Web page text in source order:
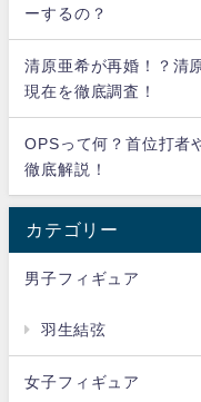
ーするの？
清原亜希が再婚！？清
現在を徹底調査！
OPSって何？首位打者
徹底解説！
カテゴリー
男子フィギュア
羽生結弦
女子フィギュア